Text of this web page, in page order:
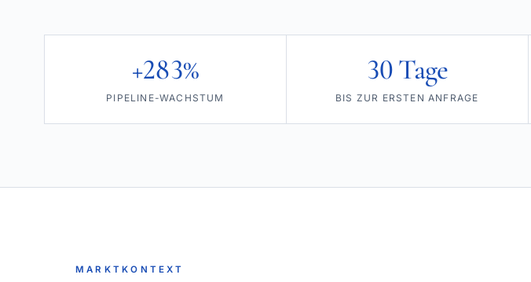
+283%
PIPELINE-WACHSTUM
30 Tage
BIS ZUR ERSTEN ANFRAGE
MARKTKONTEXT